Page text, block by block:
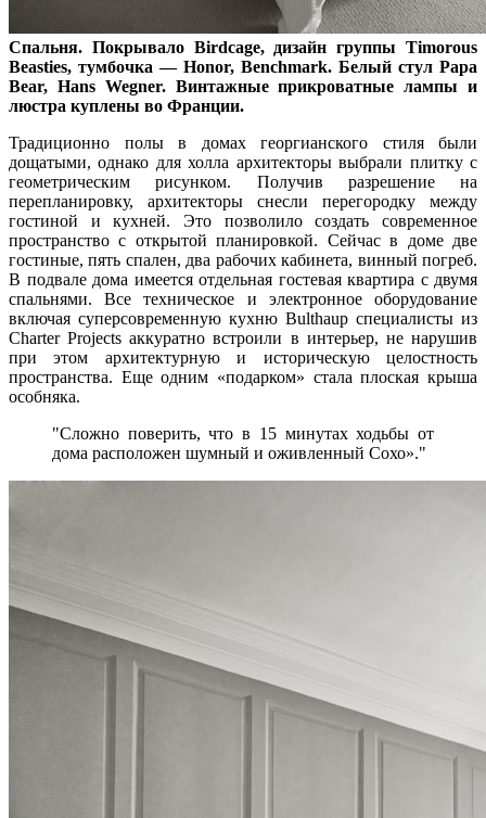
Спальня. Покрывало Birdcage, дизайн группы Timorous
Beasties, тумбочка — Honor, Benchmark. Белый стул Papa
Bear, Hans Wegner. Винтажные прикроватные лампы и
люстра куплены во Франции.
Традиционно полы в домах георгианского стиля были
дощатыми, однако для холла архитекторы выбрали плитку с
геометрическим рисунком. Получив разрешение на
перепланировку, архитекторы снесли перегородку между
гостиной и кухней. Это позволило создать современное
пространство с открытой планировкой. Сейчас в доме две
гостиные, пять спален, два рабочих кабинета, винный погреб.
В подвале дома имеется отдельная гостевая квартира с двумя
спальнями. Все техническое и электронное оборудование
включая суперсовременную кухню Bulthaup специалисты из
Charter Projects аккуратно встроили в интерьер, не нарушив
при этом архитектурную и историческую целостность
пространства. Еще одним «подарком» стала плоская крыша
особняка.
Сложно поверить, что в 15 минутах ходьбы от
дома расположен шумный и оживленный Сохо».